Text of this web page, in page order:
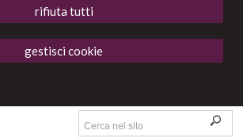
rifiuta tutti
gestisci cookie